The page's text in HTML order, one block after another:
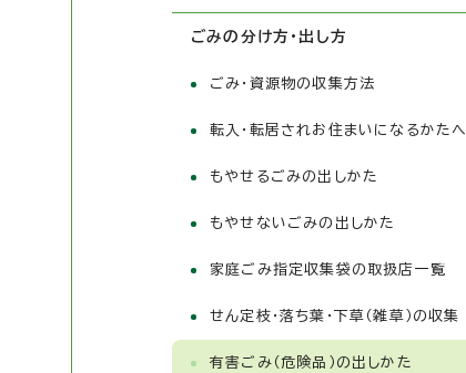
ごみの分け方・出し方
ごみ・資源物の収集方法
転入・転居されお住まいになるかたへ
もやせるごみの出しかた
もやせないごみの出しかた
家庭ごみ指定収集袋の取扱店一覧
せん定枝・落ち葉・下草（雑草）の収集
有害ごみ（危険品）の出しかた